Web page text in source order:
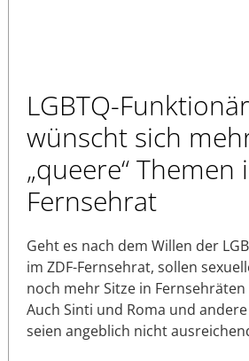
LGBTQ-
wünscht sich
„queere“ Themen
Fernsehrat
Geht es nach dem Willen der
im ZDF-Fernsehrat, sollen
noch mehr Sitze in
Auch Sinti und Roma und
seien angeblich nicht